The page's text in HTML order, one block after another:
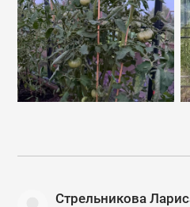
Стрельникова